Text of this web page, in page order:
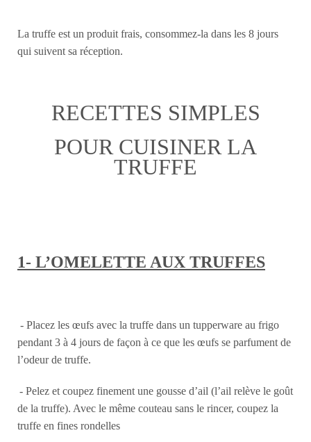
La truffe est un produit frais, consommez-la dans les 8 jours
qui suivent sa réception.
RECETTES SIMPLES
POUR CUISINER LA
TRUFFE
1- L’OMELETTE AUX TRUFFES
- Placez les œufs avec la truffe dans un tupperware au frigo
pendant 3 à 4 jours de façon à ce que les œufs se parfument de
l’odeur de truffe.
- Pelez et coupez finement une gousse d’ail (l’ail relève le goût
de la truffe). Avec le même couteau sans le rincer, coupez la
truffe en fines rondelles